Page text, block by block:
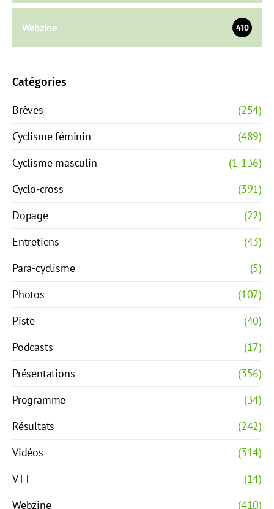
Webzine 410
Catégories
Brèves
(254)
Cyclisme féminin
(489)
Cyclisme masculin
(1 136)
Cyclo-cross
(391)
Dopage
(22)
Entretiens
(43)
Para-cyclisme
(5)
Photos
(107)
Piste
(40)
Podcasts
(17)
Présentations
(356)
Programme
(34)
Résultats
(242)
Vidéos
(314)
VTT
(14)
Webzine
(410)